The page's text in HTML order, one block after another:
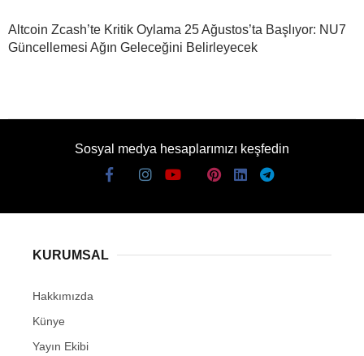
Altcoin Zcash’te Kritik Oylama 25 Ağustos’ta Başlıyor: NU7
Güncellemesi Ağın Geleceğini Belirleyecek
Sosyal medya hesaplarımızı keşfedin
KURUMSAL
Hakkımızda
Künye
Yayın Ekibi